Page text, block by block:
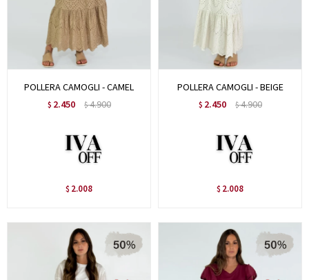
POLLERA CAMOGLI - CAMEL
$ 2.450 $4.900
$ 2.008
POLLERA CAMOGLI - BEIGE
$ 2.450 $4.900
$ 2.008